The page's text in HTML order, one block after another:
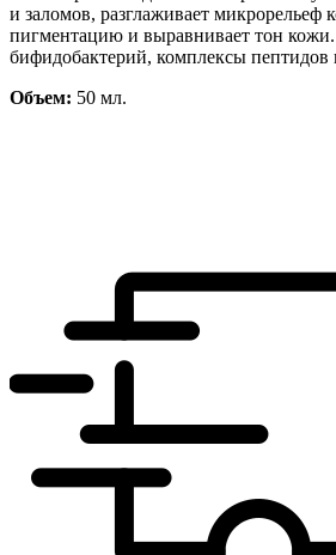
и заломов, разглаживает микрорельеф
пигментацию и выравнивает тон
бифидобактерий, комплексы пептидов
Объем: 50 мл.